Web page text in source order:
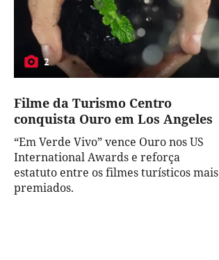
2
Filme da Turismo Centro
conquista Ouro em Los Angeles
“Em Verde Vivo” vence Ouro nos US
International Awards e reforça
estatuto entre os filmes turísticos mais
premiados.